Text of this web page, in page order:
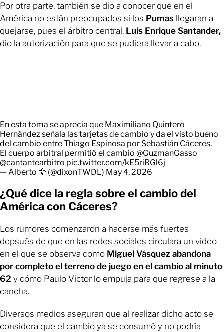
Por otra parte, también se dio a conocer que en el
América no están preocupados si los Pumas llegaran a
quejarse, pues el árbitro central, Luis Enrique Santander,
dio la autorización para que se pudiera llevar a cabo.
En esta toma se aprecia que Maximiliano Quintero
Hernández señala las tarjetas de cambio y da el visto bueno
del cambio entre Thiago Espinosa por Sebastián Cáceres.
El cuerpo arbitral permitió el cambio @GuzmanGasso
@cantantearbitro pic.twitter.com/kE5riRGl6j
— Alberto 🦅 (@dixonTWDL) May 4, 2026
¿Qué dice la regla sobre el cambio del
América con Cáceres?
Los rumores comenzaron a hacerse más fuertes
depsués de que en las redes sociales circulara un video
en el que se observa como Miguel Vásquez abandona
por completo el terreno de juego en el cambio al minuto
62 y cómo Paulo Victor lo empuja para que regrese a la
cancha.
Diversos medios aseguran que al realizar dicho acto se
considera que el cambio ya se consumó y no podría